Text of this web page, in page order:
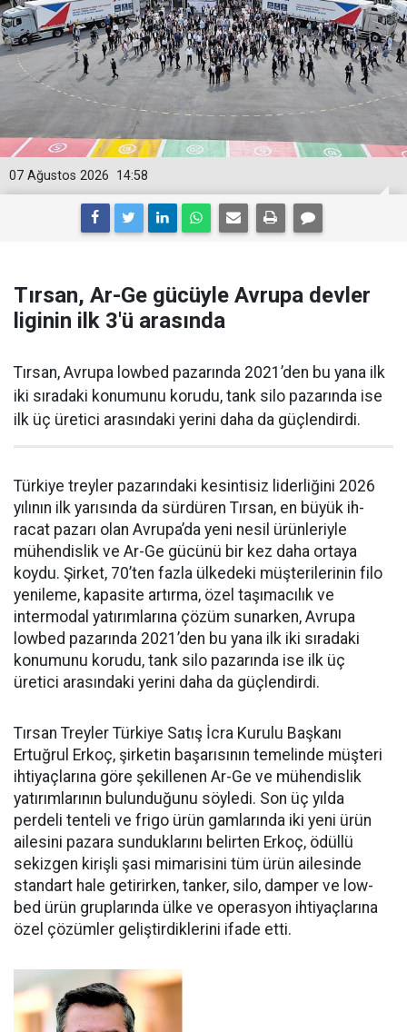
14:58
07 Ağustos 2026
Tırsan, Ar-Ge gücüyle Avrupa devler
liginin ilk 3'ü arasında
Tırsan, Avrupa lowbed pazarında 2021’den bu yana ilk
iki sıradaki konumunu korudu, tank silo pazarında ise
ilk üç üretici arasındaki yerini daha da güçlen­dirdi.
Türkiye treyler pazarın­daki kesintisiz liderliğini 2026
yılının ilk yarısında da sürdüren Tırsan, en büyük ih­
racat pazarı olan Avrupa’da yeni nesil ürünleriyle
mühendislik ve Ar-Ge gücünü bir kez daha orta­ya
koydu. Şirket, 70’ten fazla ül­kedeki müşterilerinin filo
yenile­me, kapasite artırma, özel taşıma­cılık ve
intermodal yatırımlarına çözüm sunarken, Avrupa
lowbed pazarında 2021’den bu yana ilk iki sıradaki
konumunu korudu, tank silo pazarında ise ilk üç
üretici arasındaki yerini daha da güçlen­dirdi.
Tırsan Treyler Türkiye Satış İcra Kurulu Başkanı
Ertuğrul Er­koç, şirketin başarısının teme­linde müşteri
ihtiyaçlarına göre şekillenen Ar-Ge ve mühendislik
yatırımlarının bulunduğunu söy­ledi. Son üç yılda
perdeli tenteli ve frigo ürün gamlarında iki yeni ürün
ailesini pazara sundukları­nı belirten Erkoç, ödüllü
sekizgen kirişli şasi mimarisini tüm ürün ailesinde
standart hale getirir­ken, tanker, silo, damper ve low­
bed ürün gruplarında ülke ve ope­rasyon ihtiyaçlarına
özel çözüm­ler geliştirdiklerini ifade etti.